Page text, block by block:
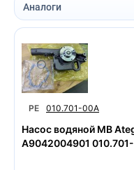
Аналоги
PE 010.701-00A
Насос водяной MB
A9042004901